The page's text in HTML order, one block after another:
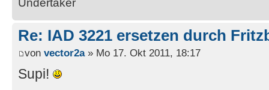
Undertaker
Re: IAD 3221 ersetzen durch
von vector2a» Mo 17. Okt 2011, 18:17
Supi!